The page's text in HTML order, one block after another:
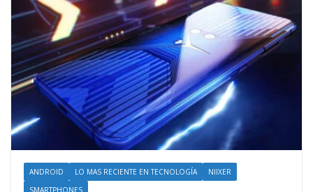
ANDROID LO MAS RECIENTE EN TECNOLOGÍA
NIIXER
SMARTPHONES